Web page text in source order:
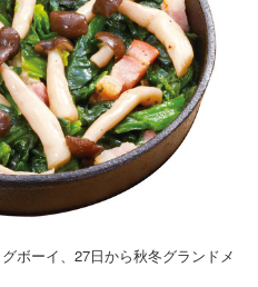
ボーイ、27日から秋冬グランドメ